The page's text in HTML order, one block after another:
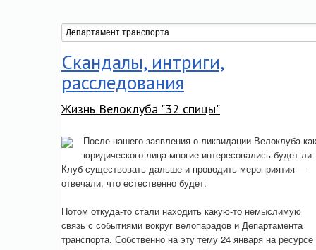
Скандалы, интриги,
расследования
Жизнь Велоклуба "32 спицы"
После нашего заявления о ликвидации Велоклуба как
юридического лица многие интересовались будет ли
Клуб существовать дальше и проводить мероприятия —
отвечали, что естественно будет.
Потом откуда-то стали находить какую-то немыслимую
связь с событиями вокруг велопарадов и Департамента
транспорта. Собственно на эту тему 24 января на ресурсе